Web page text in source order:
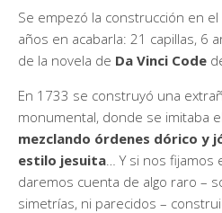
Se empezó la construcción en
años en acabarla: 21 capillas, 6
de la novela de Da Vinci Code
En 1733 se construyó una
monumental, donde se imitaba
mezclando órdenes dórico y
estilo jesuita … Y si nos
daremos cuenta de algo raro –
simetrías, ni parecidos –